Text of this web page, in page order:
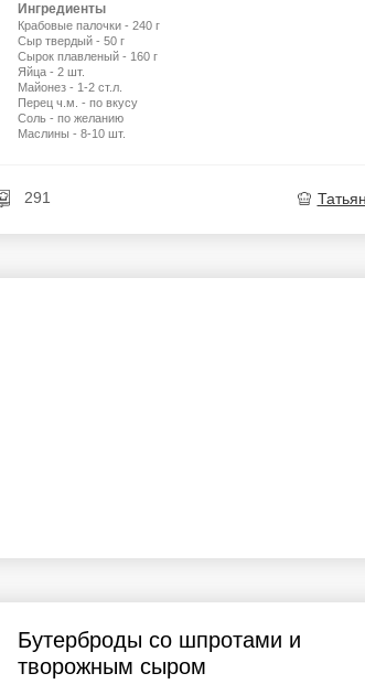
Ингредиенты
Крабовые палочки - 240 г
Сыр твердый - 50 г
Сырок плавленый - 160 г
Яйца - 2 шт.
Майонез - 1-2 ст.л.
Перец ч.м. - по вкусу
Соль - по желанию
Маслины - 8-10 шт.
291
Бутерброды со шпротами и
творожным сыром